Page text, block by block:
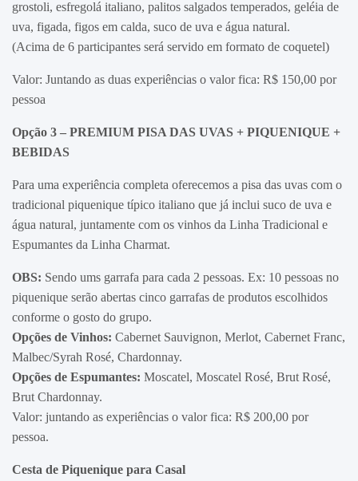
grostoli, esfregolá italiano, palitos salgados temperados, geléia de
uva, figada, figos em calda, suco de uva e água natural.
(Acima de 6 participantes será servido em formato de coquetel)
Valor: Juntando as duas experiências o valor fica: R$ 150,00 por
pessoa
Opção 3 – PREMIUM PISA DAS UVAS + PIQUENIQUE +
BEBIDAS
Para uma experiência completa oferecemos a pisa das uvas com o
tradicional piquenique típico italiano que já inclui suco de uva e
água natural, juntamente com os vinhos da Linha Tradicional e
Espumantes da Linha Charmat.
OBS: Sendo ums garrafa para cada 2 pessoas. Ex: 10 pessoas no
piquenique serão abertas cinco garrafas de produtos escolhidos
conforme o gosto do grupo.
Opções de Vinhos: Cabernet Sauvignon, Merlot, Cabernet Franc,
Malbec/Syrah Rosé, Chardonnay.
Opções de Espumantes: Moscatel, Moscatel Rosé, Brut Rosé,
Brut Chardonnay.
Valor: juntando as experiências o valor fica: R$ 200,00 por
pessoa.
Cesta de Piquenique para Casal